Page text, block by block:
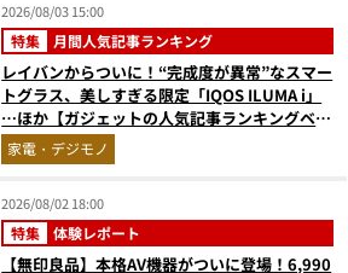
2026/08/03 15:00
特集 月間人気記事ランキング
レイバンからついに！“完成度が異常”なスマー
トグラス、美しすぎる限定「IQOS ILUMA i」
…ほか【ガジェットの人気記事ランキングベス
ト3】（2026年6月版）
家電・デジモノ
2026/08/02 18:00
特集 体験レポート
【無印良品】本格AV機器がついに登場！6,990